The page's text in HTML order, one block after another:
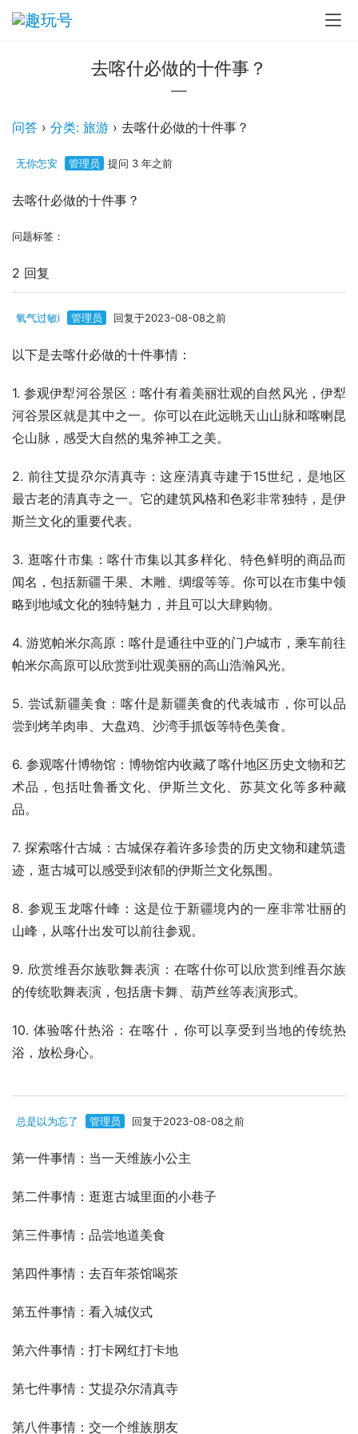
去喀什必做的十件事？
问答 › 分类: 旅游 › 去喀什必做的十件事？
无你怎安 管理员 提问 3 年之前
去喀什必做的十件事？
问题标签：
2 回复
氧气过敏i 管理员 回复于2023-08-08之前
以下是去喀什必做的十件事情：
1. 参观伊犁河谷景区：喀什有着美丽壮观的自然风光，伊犁
河谷景区就是其中之一。你可以在此远眺天山山脉和喀喇昆
仑山脉，感受大自然的鬼斧神工之美。
2. 前往艾提尕尔清真寺：这座清真寺建于15世纪，是地区
最古老的清真寺之一。它的建筑风格和色彩非常独特，是伊
斯兰文化的重要代表。
3. 逛喀什市集：喀什市集以其多样化、特色鲜明的商品而
闻名，包括新疆干果、木雕、绸缎等等。你可以在市集中领
略到地域文化的独特魅力，并且可以大肆购物。
4. 游览帕米尔高原：喀什是通往中亚的门户城市，乘车前往
帕米尔高原可以欣赏到壮观美丽的高山浩瀚风光。
5. 尝试新疆美食：喀什是新疆美食的代表城市，你可以品
尝到烤羊肉串、大盘鸡、沙湾手抓饭等特色美食。
6. 参观喀什博物馆：博物馆内收藏了喀什地区历史文物和艺
术品，包括吐鲁番文化、伊斯兰文化、苏莫文化等多种藏
品。
7. 探索喀什古城：古城保存着许多珍贵的历史文物和建筑遗
迹，逛古城可以感受到浓郁的伊斯兰文化氛围。
8. 参观玉龙喀什峰：这是位于新疆境内的一座非常壮丽的
山峰，从喀什出发可以前往参观。
9. 欣赏维吾尔族歌舞表演：在喀什你可以欣赏到维吾尔族
的传统歌舞表演，包括唐卡舞、葫芦丝等表演形式。
10. 体验喀什热浴：在喀什，你可以享受到当地的传统热
浴，放松身心。
总是以为忘了 管理员 回复于2023-08-08之前
第一件事情：当一天维族小公主
第二件事情：逛逛古城里面的小巷子
第三件事情：品尝地道美食
第四件事情：去百年茶馆喝茶
第五件事情：看入城仪式
第六件事情：打卡网红打卡地
第七件事情：艾提尕尔清真寺
第八件事情：交一个维族朋友